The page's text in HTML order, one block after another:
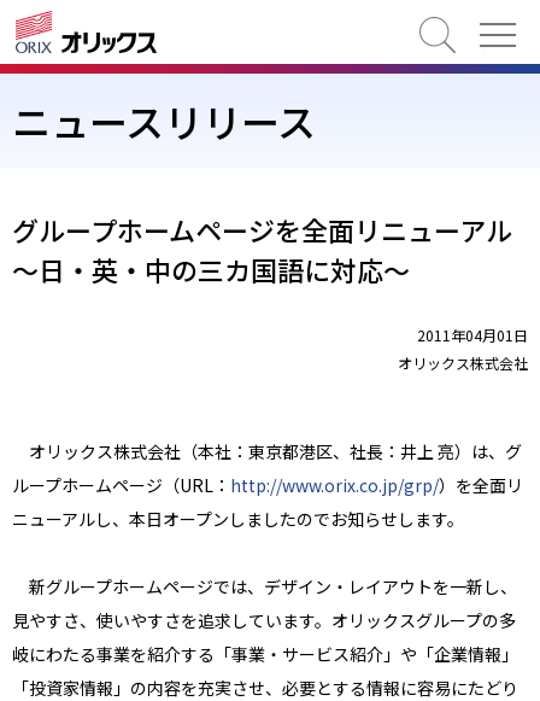
検索
ニュースリリース
グループホームページを全面リニューアル
～日・英・中の三カ国語に対応～
2011年04月01日
オリックス株式会社
オリックス株式会社（本社：東京都港区、社長：井上 亮）は、グ
ループホームページ（URL： http://www.orix.co.jp/grp/）を全面リ
ニューアルし、本日オープンしましたのでお知らせします。
新グループホームページでは、デザイン・レイアウトを一新し、
見やすさ、使いやすさを追求しています。オリックスグループの多
岐にわたる事業を紹介する「事業・サービス紹介」や「企業情報」
「投資家情報」の内容を充実させ、必要とする情報に容易にたどり